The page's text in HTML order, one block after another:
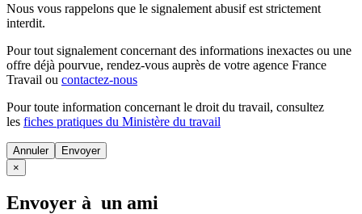
Nous vous rappelons que le signalement abusif est strictement
interdit.
Pour tout signalement concernant des informations inexactes ou une
offre déjà pourvue, rendez-vous auprès de votre agence France
Travail ou contactez-nous
Pour toute information concernant le droit du travail, consultez
les fiches pratiques du Ministère du travail
Annuler
×
Envoyer à un ami